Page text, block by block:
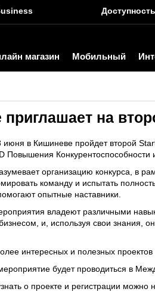
Доступность
магазин Мобильный
приглашает на
в Кишиневе пройдет второй
Повышения
организацию конкурса, в
команду и испытать
опытные наставники.
владеют различными
и, используя свои знания,
интересных и полезных
будет проводиться в
о проекте и регистрации можно